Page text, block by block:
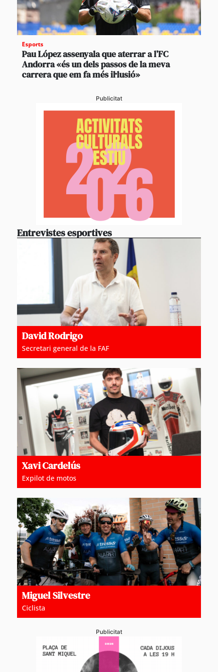
Esports
Pau López assenyala que aterrar a l’FC
Andorra «és un dels passos de la meva
carrera que em fa més il·lusió»
Publicitat
Entrevistes esportives
David Rodrigo
Secretari general de la FAF
Xavi Cardelús
Expilot de motos
Miguel Silvestre
Ciclista
Publicitat